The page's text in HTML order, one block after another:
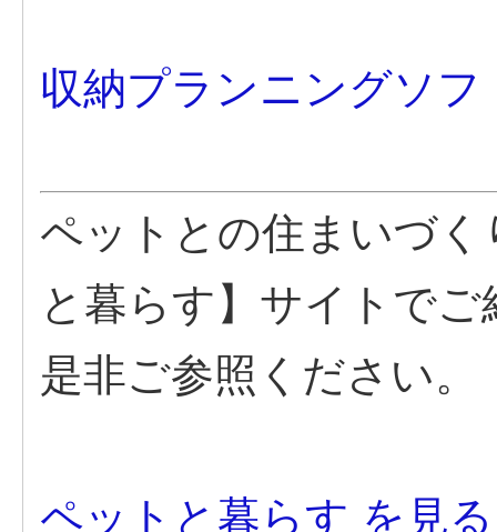
収納プランニングソ
ペットとの住まいづ
と暮らす】サイトで
是非ご参照ください。
ペットと暮らす を見る